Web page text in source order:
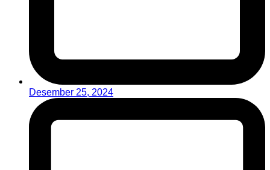
Desember 25, 2024